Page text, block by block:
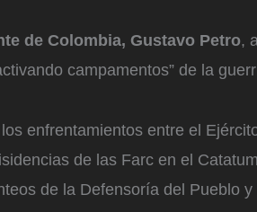
de Colombia, Gustavo Petro,
campamentos” de la
enfrentamientos entre el
de las Farc en el
de la Defensoría del Pueblo